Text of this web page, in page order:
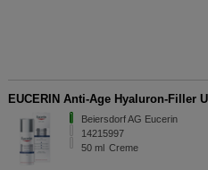
EUCERIN Anti-Age Hyaluron-Filler
Beiersdorf AG Eucerin
14215997
50 ml Creme